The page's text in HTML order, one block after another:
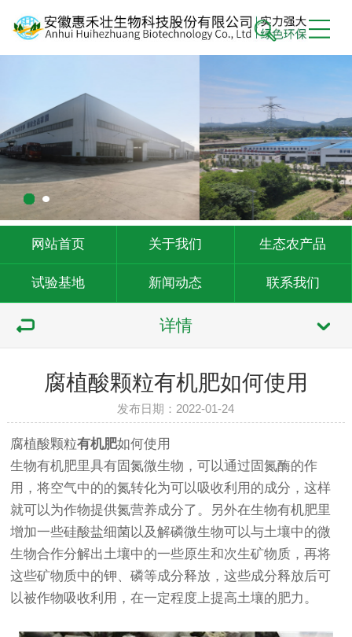
网站首页 关于我们 生态农产品
试验基地 新闻动态 联系我们
详情
腐植酸颗粒有机肥如何使用
发布日期：2022-01-24
腐植酸颗粒有机肥如何使用
生物有机肥里具有固氮微生物，可以通过固氮酶的作
用，将空气中的的氮转化为可以吸收利用的成分，这样
就可以为作物提供氮营养成分了。另外在生物有机肥里
增加一些硅酸盐细菌以及解磷微生物可以与土壤中的微
生物合作分解出土壤中的一些原生和次生矿物质，再将
这些矿物质中的钾、磷等成分释放，这些成分释放后可
以被作物吸收利用，在一定程度上提高土壤的肥力。